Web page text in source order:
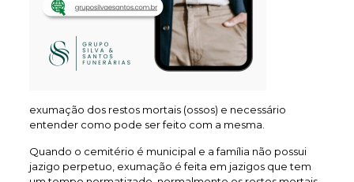
exumação dos restos mortais (ossos) e necessário
entender como pode ser feito com a mesma.
Quando o cemitério é municipal e a família não possui
jazigo perpetuo, exumação é feita em jazigos que tem